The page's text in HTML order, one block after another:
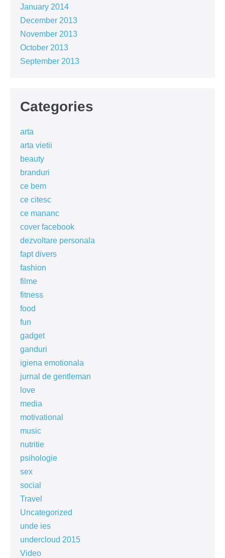
January 2014
December 2013
November 2013
October 2013
September 2013
Categories
arta
arta vietii
beauty
branduri
ce bem
ce citesc
ce mananc
cover facebook
dezvoltare personala
fapt divers
fashion
filme
fitness
food
fun
gadget
ganduri
igiena emotionala
jurnal de gentleman
love
media
motivational
music
nutritie
psihologie
sex
social
Travel
Uncategorized
unde ies
undercloud 2015
Video